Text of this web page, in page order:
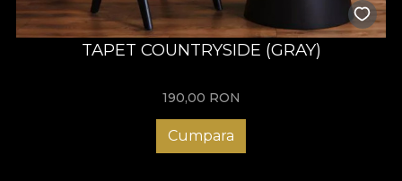
TAPET COUNTRYSIDE (GRAY)
190,00 RON
Cumpara